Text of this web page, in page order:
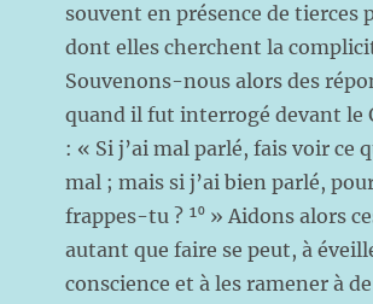
souvent en présence de tierces
dont elles cherchent la
Souvenons-nous alors des
quand il fut interrogé devant le
: « Si j’ai mal parlé, fais voir ce
mal ; mais si j’ai bien parlé,
frappes-tu ? ¹⁰ » Aidons alors
autant que faire se peut, à
conscience et à les ramener à